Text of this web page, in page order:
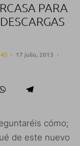
PARA
· 17 julio, 2013 ·
cómo;
de este nuevo